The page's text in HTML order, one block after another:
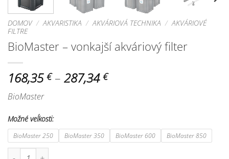
DOMOV / AKVARISTIKA / AKVÁRIOVÁ TECHNIKA / AKVÁRIOVÉ
FILTRE
BioMaster – vonkajší akváriový filter
168,35 € – 287,34 €Price
287,34 €
BioMaster
Možné veĺkosti:
BioMaster 250 BioMaster 350 BioMaster 600 BioMaster 850
množstvo BioMaster - vonkajší akváriový filter